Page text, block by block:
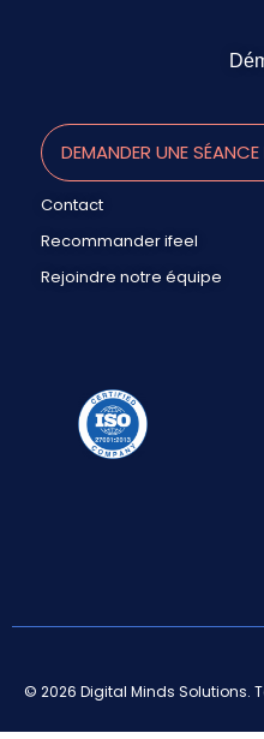
DEMANDER UNE
Contact
Recommander ifeel
Rejoindre notre équipe
© 2026 Digital Minds Solutions.